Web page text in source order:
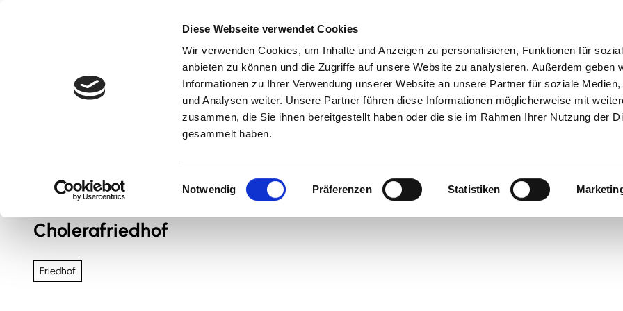
Diese Webseite verwendet Cookies
Wir verwenden Cookies, um Inhalte und Anzeigen zu personalisieren, Funktionen für
anbieten zu können und die Zugriffe auf unsere Website zu analysieren. Außerdem geben
Informationen zu Ihrer Verwendung unserer Website an unsere Partner für soziale Medien,
und Analysen weiter. Unsere Partner führen diese Informationen möglicherweise mit
zusammen, die Sie ihnen bereitgestellt haben oder die sie im Rahmen Ihrer Nutzung der
gesammelt haben.
i
Notwendig Präferenzen Statistiken
Kultur & Erlebnis Kulinarik & Genuss Suche Veranstaltungen
Cholerafriedhof
Friedhof